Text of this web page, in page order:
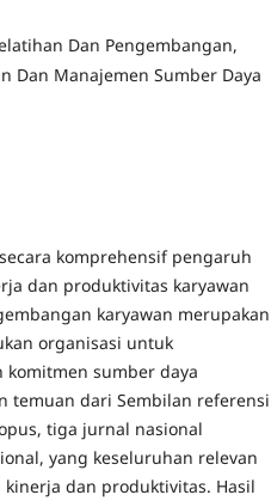
Dan Pengembangan,
Dan Manajemen Sumber Daya
komprehensif pengaruh
dan produktivitas karyawan
karyawan merupakan
organisasi untuk
komitmen sumber daya
temuan dari Sembilan referensi
tiga jurnal nasional
yang keseluruhan relevan
dan produktivitas. Hasil